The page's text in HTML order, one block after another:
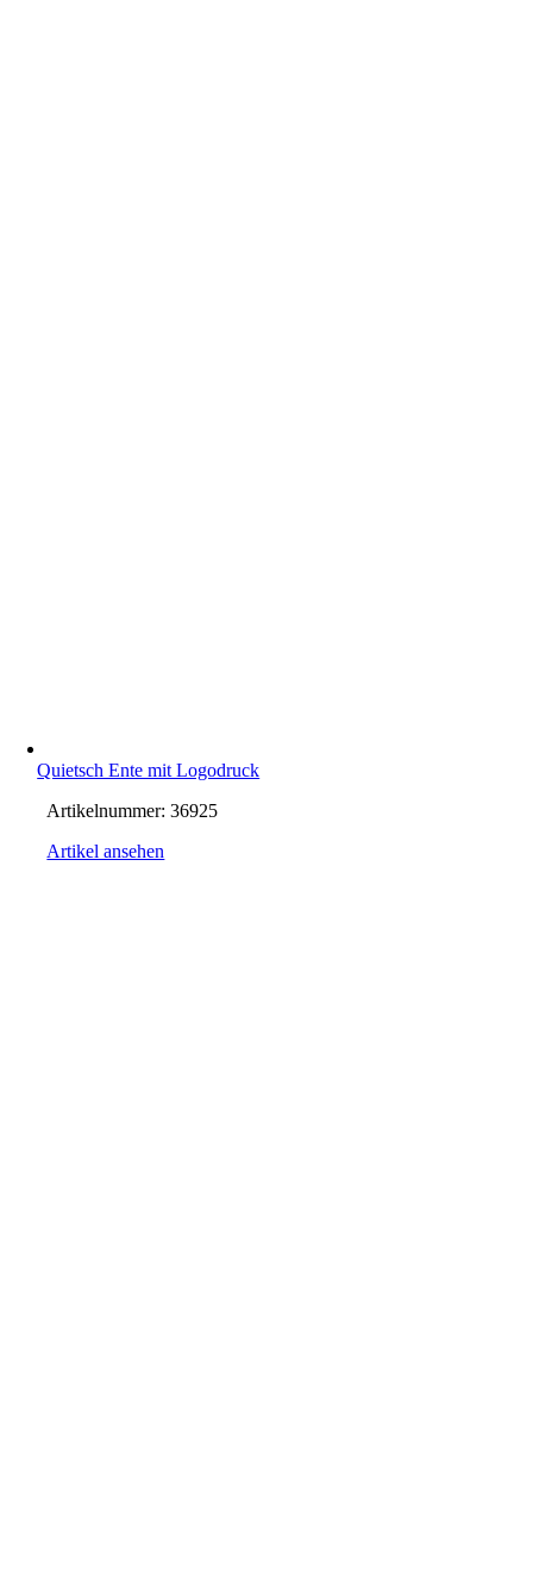
Quietsch Ente mit Logodruck
Artikelnummer:36925
Artikel ansehen